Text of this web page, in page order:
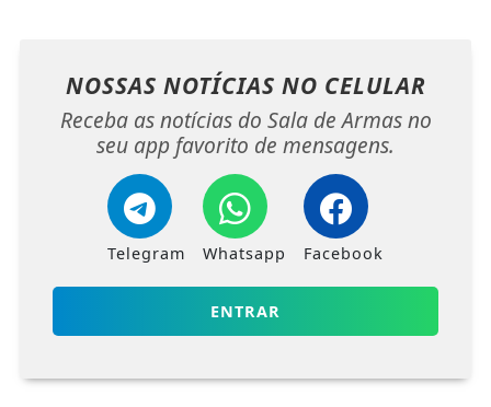
NOSSAS NOTÍCIAS NO CELULAR
Receba as notícias do Sala de Armas no
seu app favorito de mensagens.
Telegram Whatsapp Facebook
ENTRAR